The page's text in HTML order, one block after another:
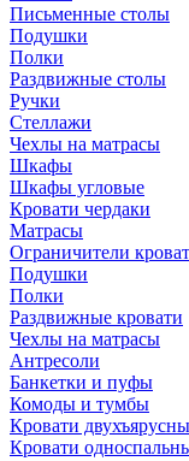
Письменные столы
Подушки
Полки
Раздвижные столы
Ручки
Стеллажи
Чехлы на матрасы
Шкафы
Шкафы угловые
Кровати чердаки
Матрасы
Ограничители
Подушки
Полки
Раздвижные кровати
Чехлы на матрасы
Антресоли
Банкетки и пуфы
Комоды и тумбы
Кровати
Кровати